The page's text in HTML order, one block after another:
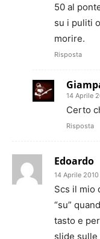
50 al
su i puliti
morire.
Risposta
14 Aprile
Certo
Risposta
Edoardo
14 Aprile 2010
Scs il mio
“su”
tasto e
slide